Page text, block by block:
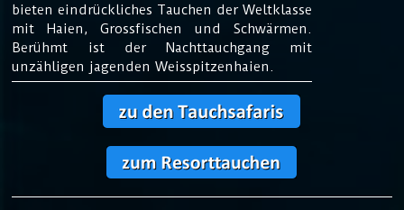
bieten eindrückliches Tauchen der Weltklasse
mit Haien, Grossfischen und Schwärmen.
Berühmt ist der Nachttauchgang mit
unzähligen jagenden Weisspitzenhaien.